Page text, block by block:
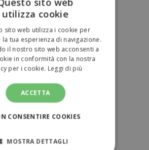
RICICLATA
ENGLISH
utilizza cookie
sito web utilizza i cookie per
tua esperienza di navigazione.
il nostro sito web acconsenti a
in conformità con la nostra
per i cookie. Leggi di più
ACCETTA
CONSENTIRE COOKIES
MOSTRA DETTAGLI